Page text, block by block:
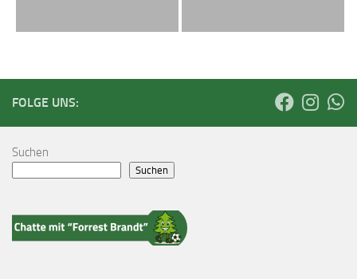
FOLGE UNS:
Suchen
Suchen